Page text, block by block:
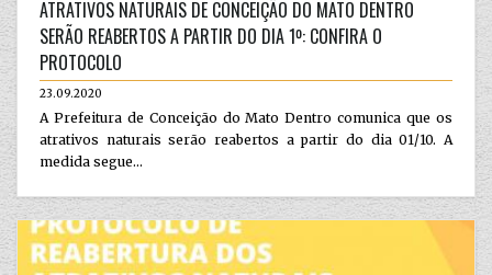
ATRATIVOS NATURAIS DE CONCEIÇÃO DO MATO DENTRO
SERÃO REABERTOS A PARTIR DO DIA 1º: CONFIRA O
PROTOCOLO
23.09.2020
A Prefeitura de Conceição do Mato Dentro comunica que os
atrativos naturais serão reabertos a partir do dia 01/10. A
medida segue...